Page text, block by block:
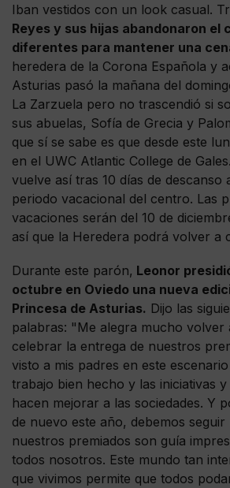
Iban vestidos con un look casual.
Reyes y sus hijas abandonaron el
diferentes para mantener una
heredera de la Corona Española y
Asturias pasó la mañana del
La Zarzuela pero no trascendió si
sus abuelas, Sofía de Grecia y
que sí se sabe es que desde este
en el UWC Atlantic College de
vuelve así tras 10 días de
periodo vacacional del centro. Las
vacaciones serán del 10 de
así que la Heredera podrá volver a
Durante este parón, Leonor
octubre en Oviedo una nueva
Princesa de Asturias. Dijo las
palabras: "Me alegra mucho volver
celebrar la entrega de nuestros
visto a mis padres en este
trabajo bien hecho y las iniciativas y
hacen mejorar a las sociedades. Y
de nuevo este año, debemos
nuestros premiados son guía
todos nosotros. Este mundo tan
que vivimos permite que todos